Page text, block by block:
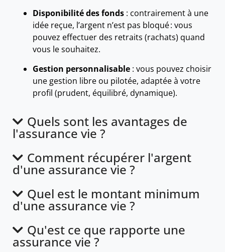
Disponibilité des fonds : contrairement à une
idée reçue, l’argent n’est pas bloqué : vous
pouvez effectuer des retraits (rachats) quand
vous le souhaitez.
Gestion personnalisable : vous pouvez choisir
une gestion libre ou pilotée, adaptée à votre
profil (prudent, équilibré, dynamique).
Quels sont les avantages de
l'assurance vie ?
Comment récupérer l'argent
d'une assurance vie ?
Quel est le montant minimum
d'une assurance vie ?
Qu'est ce que rapporte une
assurance vie ?